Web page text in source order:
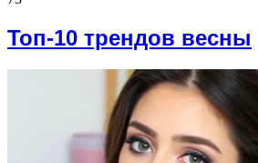
Топ-10 трендов весны